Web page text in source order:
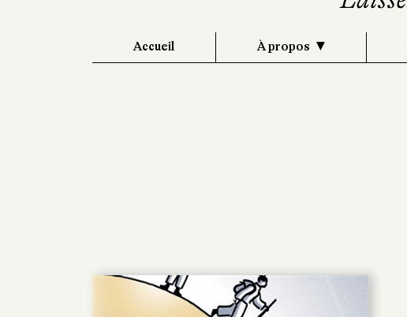
Accueil À propos